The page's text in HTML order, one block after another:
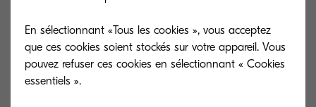
l’impression de leurs documents, y compris dans
des environnements difficiles.
Désormais, Kyocera Document Solutions les
En sélectionnant «Tous les cookies », vous acceptez
que ces cookies soient stockés sur votre appareil. Vous
pouvez refuser ces cookies en sélectionnant « Cookies
essentiels ».